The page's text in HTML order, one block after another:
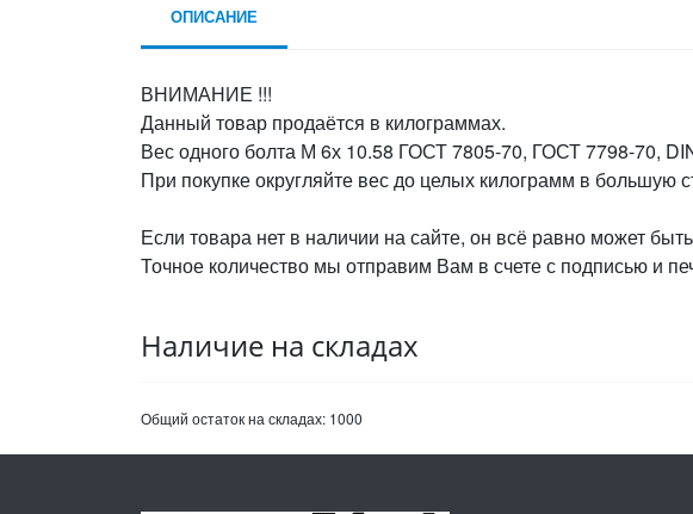
ОПИСАНИЕ
ВНИМАНИЕ !!!
Данный товар продаётся в килограммах.
Вес одного болта М 6х 10.58 ГОСТ 7805-70, ГОСТ 7798-70,
При покупке округляйте вес до целых килограмм в большую
Если товара нет в наличии на сайте, он всё равно может
Точное количество мы отправим Вам в счете с подписью и
Наличие на складах
Общий остаток на складах: 1000